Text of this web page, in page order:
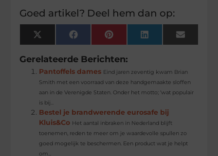
Goed artikel? Deel hem dan op:
X
(Twitter)
FacebookPinterest LinkedIn Email
Gerelateerde Berichten:
Pantoffels dames Eind jaren zeventig kwam Brian
Smith met een voorraad van deze handgemaakte sloffen
aan in de Verenigde Staten. Onder het motto; ‘wat populair
is bij...
Bestel je brandwerende eurosafe bij
Kluis&Co Het aantal inbraken in Nederland blijft
toenemen, reden te meer om je waardevolle spullen zo
goed mogelijk te beschermen. Een product wat je helpt
om...